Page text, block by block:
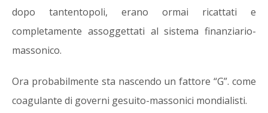
dopo tantentopoli, erano ormai ricattati e
completamente assoggettati al sistema finanziario-
massonico.
Ora probabilmente sta nascendo un fattore “G”. come
coagulante di governi gesuito-massonici mondialisti.